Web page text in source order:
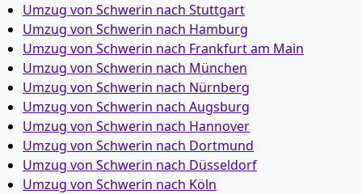
Umzug von Schwerin nach Stuttgart
Umzug von Schwerin nach Hamburg
Umzug von Schwerin nach Frankfurt am Main
Umzug von Schwerin nach München
Umzug von Schwerin nach Nürnberg
Umzug von Schwerin nach Augsburg
Umzug von Schwerin nach Hannover
Umzug von Schwerin nach Dortmund
Umzug von Schwerin nach Düsseldorf
Umzug von Schwerin nach Köln